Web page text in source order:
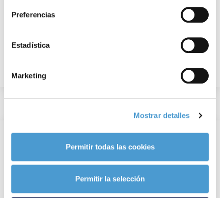
Preferencias
Estadística
Marketing
Mostrar detalles
Permitir todas las cookies
Permitir la selección